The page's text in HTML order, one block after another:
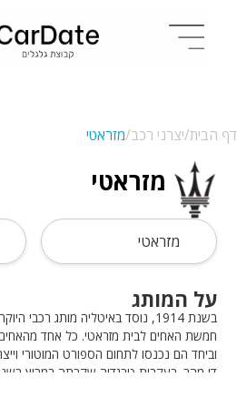
דף הבית/יצרני רכב/מזראטי
מזראטי
מזראטי
על המותג
בשנת 1914, נוסד באיטליה מותג
חמשת האחים לבית מזראטי. כל אחד מהאחים
וביחד הם נכנסו לתחום הספורט המוטורי